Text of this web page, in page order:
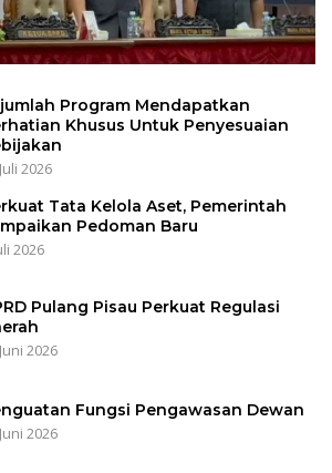
Program Mendapatkan
Khusus Untuk Penyesuaian
2026
Tata Kelola Aset, Pemerintah
Pedoman Baru
2026
Pulang Pisau Perkuat Regulasi
2026
Fungsi Pengawasan Dewan
2026